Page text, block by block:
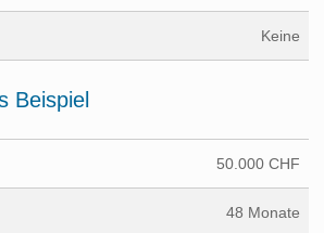
Keine
Beispiel
50.000 CHF
48 Monate